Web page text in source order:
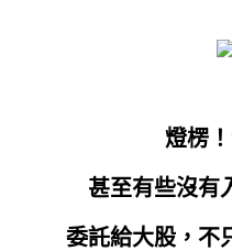
燈楞
甚至有些沒有
委託給大股，不